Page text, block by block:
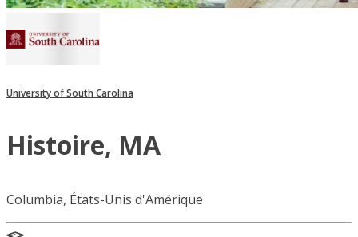
University of South Carolina
Histoire, MA
Columbia, États-Unis d'Amérique